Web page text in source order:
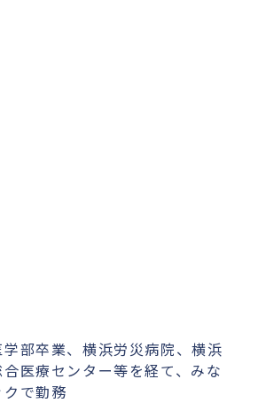
部卒業、横浜労災病院、横浜
医療センター等を経て、みな
で勤務